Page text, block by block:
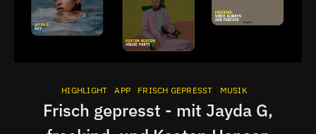
HIGHLIGHT APP FRISCH GEPRESST MUSIK
Frisch gepresst - mit Jayda G,